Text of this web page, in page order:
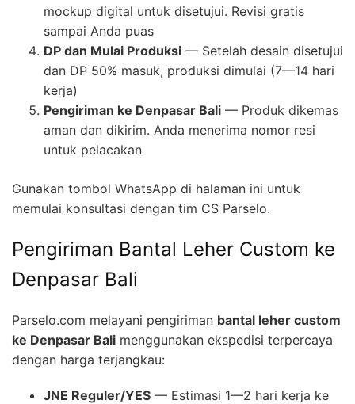
mockup digital untuk disetujui. Revisi gratis
sampai Anda puas
DP dan Mulai Produksi — Setelah desain disetujui
dan DP 50% masuk, produksi dimulai (7—14 hari
kerja)
Pengiriman ke Denpasar Bali — Produk dikemas
aman dan dikirim. Anda menerima nomor resi
untuk pelacakan
Gunakan tombol WhatsApp di halaman ini untuk
memulai konsultasi dengan tim CS Parselo.
Pengiriman Bantal Leher Custom ke
Denpasar Bali
Parselo.com melayani pengiriman bantal leher custom
ke Denpasar Bali menggunakan ekspedisi terpercaya
dengan harga terjangkau:
JNE Reguler/YES — Estimasi 1—2 hari kerja ke